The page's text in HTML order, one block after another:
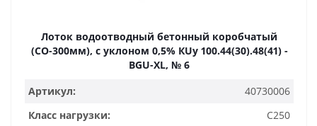
Лоток водоотводный бетонный коробчатый
(СО-300мм), с уклоном 0,5% КUу 100.44(30).48(41) -
BGU-XL, № 6
Артикул:
40730006
Класс нагрузки:
C250